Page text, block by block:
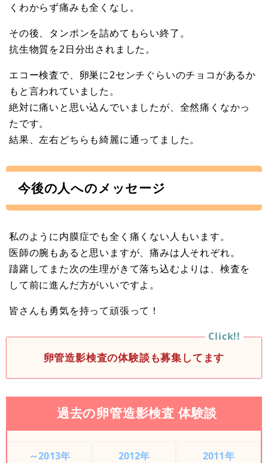
くわからず痛みも全くなし。
その後、タンポンを詰めてもらい終了。
抗生物質を2日分出されました。
エコー検査で、卵巣に2センチぐらいのチョコがあるか
もと言われていました。
絶対に痛いと思い込んでいましたが、全然痛くなかっ
たです。
結果、左右どちらも綺麗に通ってました。
今後の人へのメッセージ
私のように内膜症でも全く痛くない人もいます。
医師の腕もあると思いますが、痛みは人それぞれ。
躊躇してまた次の生理がきて落ち込むよりは、検査を
して前に進んだ方がいいですよ。
皆さんも勇気を持って頑張って！
卵管造影検査の体験談も募集してます
過去の卵管造影検査 体験談
～2013年 2012年 2011年